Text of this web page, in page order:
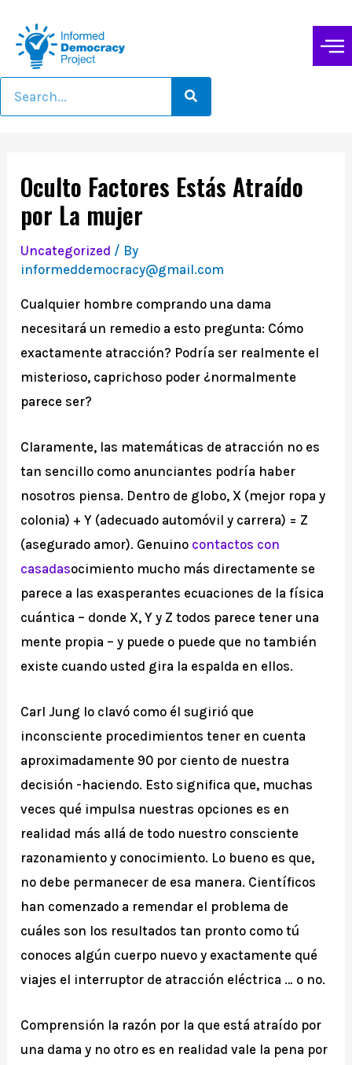
Oculto Factores Estás Atraído
por La mujer
Uncategorized / By
informeddemocracy@gmail.com
Cualquier hombre comprando una dama
necesitará un remedio a esto pregunta: Cómo
exactamente atracción? Podría ser realmente el
misterioso, caprichoso poder ¿normalmente
parece ser?
Claramente, las matemáticas de atracción no es
tan sencillo como anunciantes podría haber
nosotros piensa. Dentro de globo, X (mejor ropa y
colonia) + Y (adecuado automóvil y carrera) = Z
(asegurado amor). Genuino contactos con
casadasocimiento mucho más directamente se
parece a las exasperantes ecuaciones de la física
cuántica – donde X, Y y Z todos parece tener una
mente propia – y puede o puede que no también
existe cuando usted gira la espalda en ellos.
Carl Jung lo clavó como él sugirió que
inconsciente procedimientos tener en cuenta
aproximadamente 90 por ciento de nuestra
decisión -haciendo. Esto significa que, muchas
veces qué impulsa nuestras opciones es en
realidad más allá de todo nuestro consciente
razonamiento y conocimiento. Lo bueno es que,
no debe permanecer de esa manera. Científicos
han comenzado a remendar el problema de
cuáles son los resultados tan pronto como tú
conoces algún cuerpo nuevo y exactamente qué
viajes el interruptor de atracción eléctrica … o no.
Comprensión la razón por la que está atraído por
una dama y no otro es en realidad vale la pena por